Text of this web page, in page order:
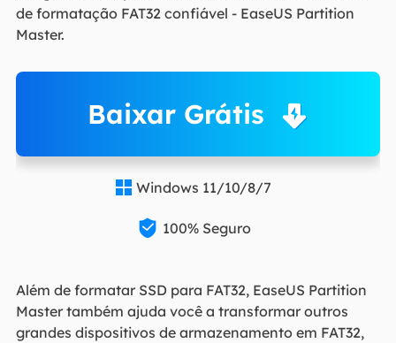
de formatação FAT32 confiável - EaseUS Partition
Master.
Baixar Grátis
 Windows 11/10/8/7
 100% Seguro
Além de formatar SSD para FAT32, EaseUS Partition
Master também ajuda você a transformar outros
grandes dispositivos de armazenamento em FAT32,